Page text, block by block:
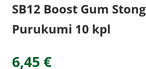
SB12 Boost Gum
Purukumi 10 kpl
6,45 €